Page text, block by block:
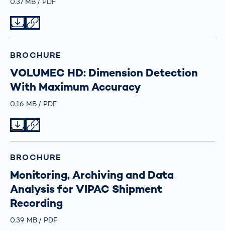
BROCHURE
VOLUMEC HD: Dimension Detection
With Maximum Accuracy
Größe
0.16 MB TypPDF
BROCHURE
Monitoring, Archiving and Data
Analysis for VIPAC Shipment
Recording
Größe
0.39 MB TypPDF